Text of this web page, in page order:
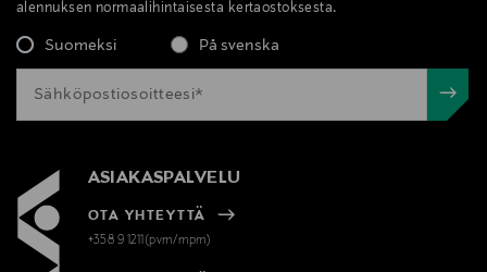
alennuksen normaalihintaisesta kertaostoksesta.
Suomeksi På svenska
ASIAKASPALVELU
OTA YHTEYTTÄ
+358 9 1211(pvm/mpm)